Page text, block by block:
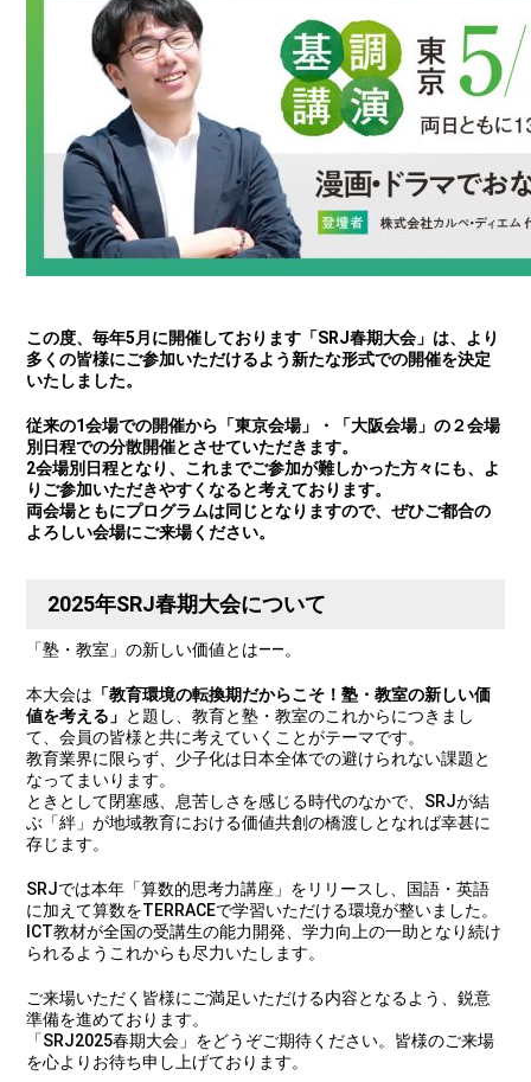
この度、毎年5月に開催しております「SRJ春期大会」は、より
多くの皆様にご参加いただけるよう新たな形式での開催を決定
いたしました。
従来の1会場での開催から「東京会場」・「大阪会場」の２会場
別日程での分散開催とさせていただきます。
2会場別日程となり、これまでご参加が難しかった方々にも、よ
りご参加いただきやすくなると考えております。
両会場ともにプログラムは同じとなりますので、ぜひご都合の
よろしい会場にご来場ください。
2025年SRJ春期大会について
「塾・教室」の新しい価値とは――。
本大会は 「教育環境の転換期だからこそ！塾・教室の新しい価
値を考える」 と題し、教育と塾・教室のこれからにつきまし
て、会員の皆様と共に考えていくことがテーマです。
教育業界に限らず、少子化は日本全体での避けられない課題と
なってまいります。
ときとして閉塞感、息苦しさを感じる時代のなかで、SRJが結
ぶ「絆」が地域教育における価値共創の橋渡しとなれば幸甚に
存じます。
SRJでは本年「算数的思考力講座」をリリースし、国語・英語
に加えて算数をTERRACEで学習いただける環境が整いました。
ICT教材が全国の受講生の能力開発、学力向上の一助となり続け
られるようこれからも尽力いたします。
ご来場いただく皆様にご満足いただける内容となるよう、鋭意
準備を進めております。
「SRJ2025春期大会」をどうぞご期待ください。皆様のご来場
を心よりお待ち申し上げております。